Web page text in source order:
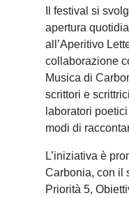
Il festival si
apertura
all’Aperitivo
collaborazione
Musica di
scrittori e
laboratori
modi di
L’iniziativa è
Carbonia, con il
Priorità 5,